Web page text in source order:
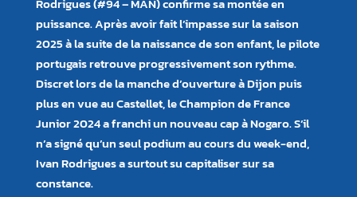
puissance. Après avoir fait l’impasse sur la saison
2025 à la suite de la naissance de son enfant, le pilote
portugais retrouve progressivement son rythme.
Discret lors de la manche d’ouverture à Dijon puis
plus en vue au Castellet, le Champion de France
Junior 2024 a franchi un nouveau cap à Nogaro. S’il
n’a signé qu’un seul podium au cours du week-end,
Ivan Rodrigues a surtout su capitaliser sur sa
constance.